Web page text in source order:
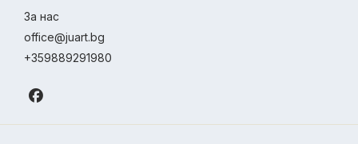
За нас
office@juart.bg
+359889291980